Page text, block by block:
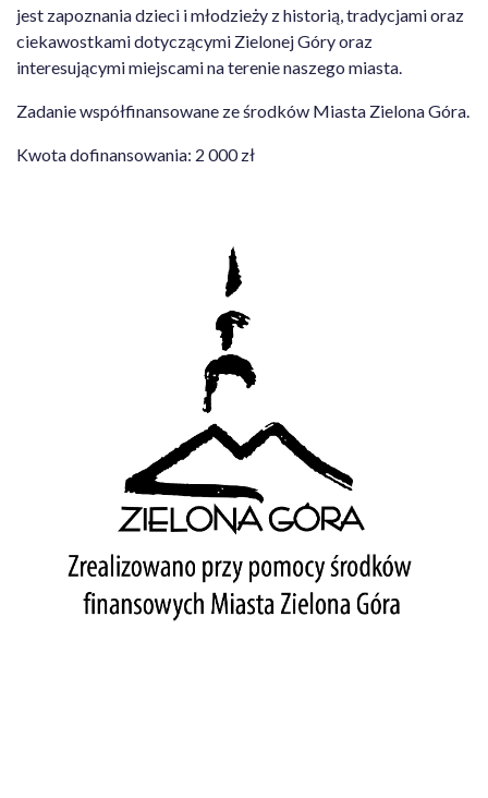
jest zapoznania dzieci i młodzieży z historią, tradycjami oraz
ciekawostkami dotyczącymi Zielonej Góry oraz
interesującymi miejscami na terenie naszego miasta.
Zadanie współfinansowane ze środków Miasta Zielona Góra.
Kwota dofinansowania: 2 000 zł